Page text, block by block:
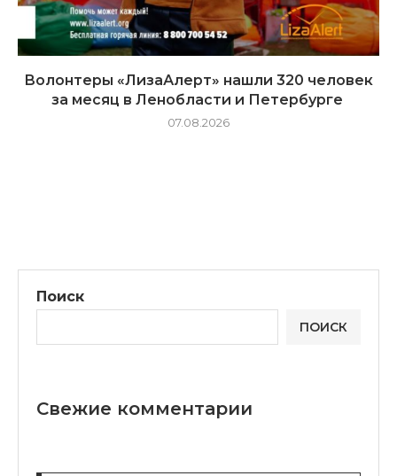
Волонтеры «ЛизаАлерт» нашли 320 человек
за месяц в Ленобласти и Петербурге
07.08.2026
Поиск
ПОИСК
Свежие комментарии